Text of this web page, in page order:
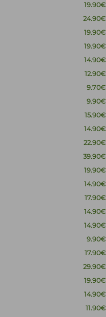
19.90€
24.90€
19.90€
19.90€
14.90€
12.90€
9.70€
9.90€
15.90€
14.90€
22.90€
39.90€
19.90€
14.90€
17.90€
14.90€
14.90€
9.90€
17.90€
29.90€
19.90€
14.90€
11.90€